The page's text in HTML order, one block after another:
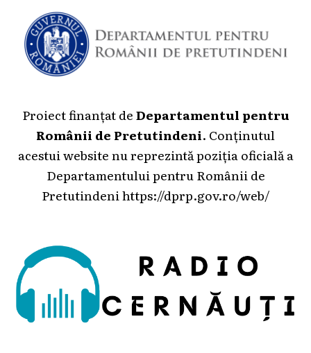
Proiect finanțat deDepartamentul pentru
Românii de Pretutindeni. Conținutul
acestui website nu reprezintă poziția oficială a
Departamentului pentru Românii de
Pretutindeni https://dprp.gov.ro/web/